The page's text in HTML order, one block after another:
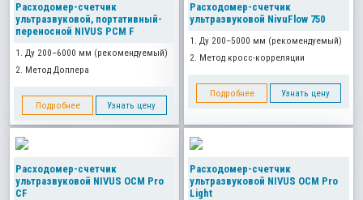
Расходомер-счетчик
ультразвуковой, портативный-
переносной NIVUS PCM F
1. Ду 200–6000 мм (рекомендуемый)
2. Метод Доплера
Подробнее Узнать цену
Расходомер-счетчик
ультразвуковой NivuFlow 750
1. Ду 200–5000 мм (рекомендуемый)
2. Метод кросс-корреляции
Подробнее Узнать цену
Расходомер-счетчик
ультразвуковой NIVUS OCM Pro
CF
Расходомер-счетчик
ультразвуковой NIVUS OCM Pro
Light